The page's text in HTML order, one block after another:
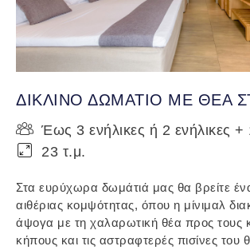
ΔΙΚΛΙΝΟ ΔΩΜΑΤΙΟ ΜΕ ΘΕΑ
Έως 3 ενήλικες ή 2 ενήλικες +
23 τ.μ.
Στα ευρύχωρα δωμάτιά μας θα βρείτε
αιθέριας κομψότητας, όπου η μίνιμαλ
άψογα με τη χαλαρωτική θέα προς τους
κήπους και τις αστραφτερές πισίνες του